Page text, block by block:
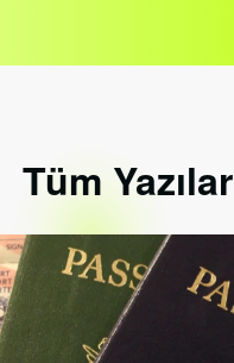
Tüm Yazılar